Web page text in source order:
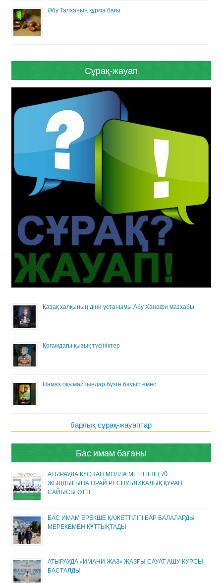
Әбу Талханың құрма бағы
Сұрақ-жауап
Қазақ халқының діни ұстанымы Абу Ханафи мазхабы
Қоғамдағы қызық түсініктер
Намаз оқымайтындар бузге бауыр емес
барлық сұрақ-жауаптар
Бас имам бағаны
АТЫРАУДА ҚҰСПАН МОЛЛА МЕШІТІНІҢ 70
ЖЫЛДЫҒЫНА ОРАЙ РЕСПУБЛИКАЛЫҚ ҚҰРАН
САЙЫСЫ ӨТТІ
БАС ИМАМ ЕРЕКШЕ ҚАЖЕТТІЛІГІ БАР БАЛАЛАРДЫ
МЕРЕКЕМЕН ҚҰТТЫҚТАДЫ
АТЫРАУДА «ИМАНИ ЖАЗ» ЖАЗҒЫ САУАТ АШУ КУРСЫ
БАСТАЛДЫ